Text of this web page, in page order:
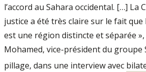
l’accord au Sahara occidental. […] La
justice a été très claire sur le fait que
est une région distincte et séparée »,
Mohamed, vice-président du groupe
pillage, dans une interview avec